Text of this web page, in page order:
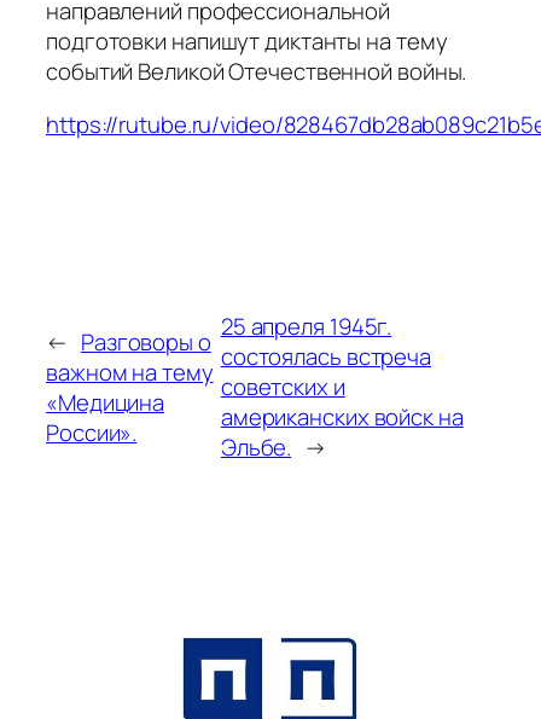
направлений профессиональной
подготовки напишут диктанты на тему
событий Великой Отечественной войны.
https://rutube.ru/video/
← Разговоры о
важном на тему
«Медицина
России».
25 апреля 1945г.
состоялась встреча
советских и
американских войск на
Эльбе. →